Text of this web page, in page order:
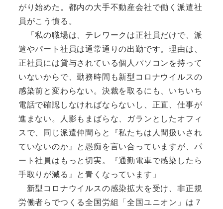
がり始めた。都内の大手不動産会社で働く派遣社
員がこう憤る。
「私の職場は、テレワークは正社員だけで、派
遣やパート社員は通常通りの出勤です。理由は、
正社員には貸与されている個人パソコンを持って
いないからで、勤務時間も新型コロナウイルスの
感染前と変わらない。決裁を取るにも、いちいち
電話で確認しなければならないし、正直、仕事が
進まない。人影もまばらな、ガランとしたオフィ
スで、同じ派遣仲間らと『私たちは人間扱いされ
ていないのか』と愚痴を言い合っていますが、パ
ート社員はもっと切実。『通勤電車で感染したら
手取りが減る』と青くなっています」
新型コロナウイルスの感染拡大を受け、非正規
労働者らでつくる全国労組「全国ユニオン」は７